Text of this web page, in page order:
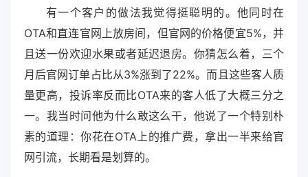
有一个客户的做法我觉得挺聪明的。他同时在
OTA和直连官网上放房间，但官网的价格便宜5%，并
且送一份欢迎水果或者延迟退房。你猜怎么着，三个
月后官网订单占比从3%涨到了22%。而且这些客人质
量更高，投诉率反而比OTA来的客人低了大概三分之
一。我当时问他为什么敢这么干，他说了一个特别朴
素的道理：你花在OTA上的推广费，拿出一半来给官
网引流，长期看是划算的。